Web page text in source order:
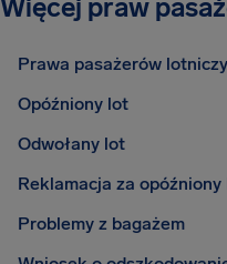
Więcej praw
Prawa pasażerów
Opóźniony lot
Odwołany lot
Reklamacja za opóźniony
Problemy z bagażem